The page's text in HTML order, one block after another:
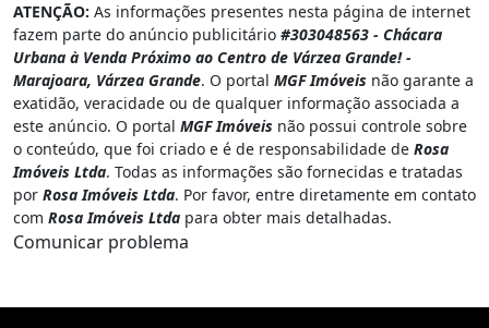
ATENÇÃO: As informações presentes nesta página de internet
fazem parte do anúncio publicitário #303048563 - Chácara
Urbana à Venda Próximo ao Centro de Várzea Grande! -
Marajoara, Várzea Grande. O portal MGF Imóveis não garante a
exatidão, veracidade ou de qualquer informação associada a
este anúncio. O portal MGF Imóveis não possui controle sobre
o conteúdo, que foi criado e é de responsabilidade de Rosa
Imóveis Ltda. Todas as informações são fornecidas e tratadas
por Rosa Imóveis Ltda. Por favor, entre diretamente em contato
com Rosa Imóveis Ltda para obter mais detalhadas.
Comunicar problema